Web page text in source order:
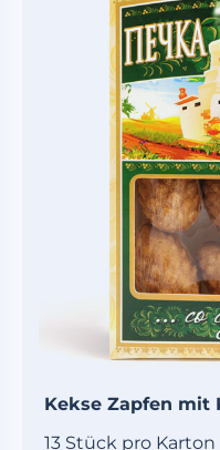
Kekse Zapfen mit
13 Stück pro Karton